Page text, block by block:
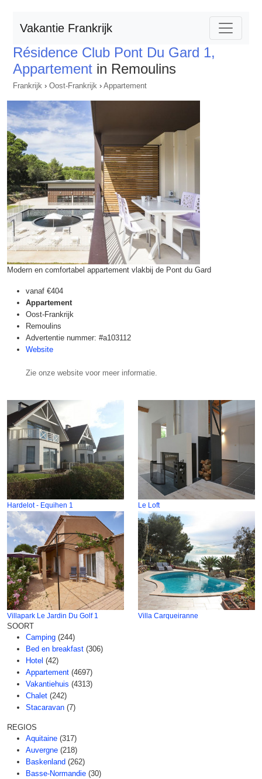
Vakantie Frankrijk
Résidence Club Pont Du Gard 1,
Appartement in Remoulins
Frankrijk › Oost-Frankrijk › Appartement
Modern en comfortabel appartement vlakbij de Pont du Gard
vanaf €404
Appartement
Oost-Frankrijk
Remoulins
Advertentie nummer: #a103112
Website
Zie onze website voor meer informatie.
Hardelot - Equihen 1 Le Loft
Villapark Le Jardin Du Golf 1 Villa Carqueiranne
SOORT
Camping (244)
Bed en breakfast (306)
Hotel (42)
Appartement (4697)
Vakantiehuis (4313)
Chalet (242)
Stacaravan (7)
REGIOS
Aquitaine (317)
Auvergne (218)
Baskenland (262)
Basse-Normandie (30)